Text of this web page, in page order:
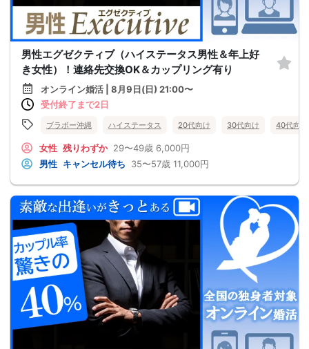
男性エグゼクティブ（ハイステータス男性＆年上好
き女性）！連絡先交換OK＆カップリング有り
オンライン婚活 | 8月9日(日) 21:00〜
受付終了まで2日
ブラボー沖縄 ハイステータス 20代向け 30代向け 40代向け
女性 残りわずか 29〜49歳 6,000円
男性 キャンセル待ち 35〜57歳 11,000円